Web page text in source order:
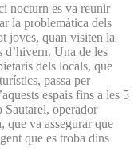
nocturn es va reunir
la problemàtica dels
joves, quan visiten la
d’hivern. Una de les
dels locals, que
passa per
espais fins a les 5
operador
que va assegurar que
que es troba dins